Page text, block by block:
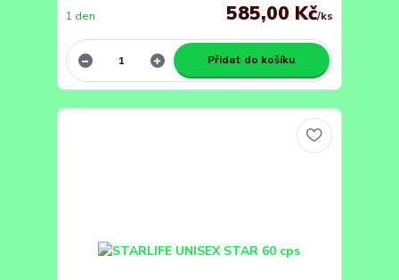
585,00 Kč/ks
1 den
Přidat do košíku